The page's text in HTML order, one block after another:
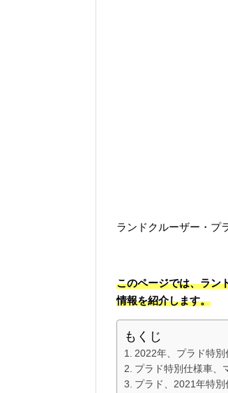
ランドクルーザー・プ
このページでは、ラン
情報を紹介します。
もくじ
2022年、プラド特別
プラド特別仕様車、
プラド、2021年特別